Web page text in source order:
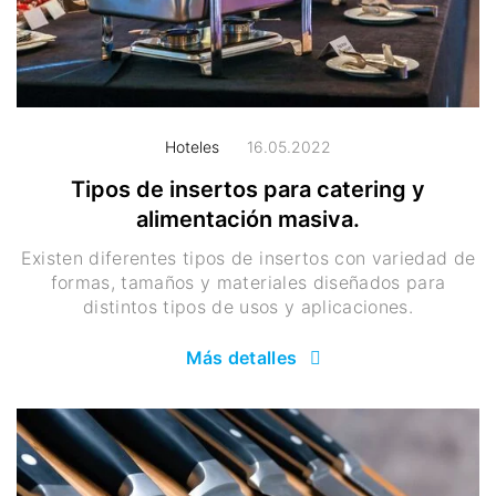
Hoteles 16.05.2022
Tipos de insertos para catering y
alimentación masiva.
Existen diferentes tipos de insertos con variedad de
formas, tamaños y materiales diseñados para
distintos tipos de usos y aplicaciones.
Más detalles